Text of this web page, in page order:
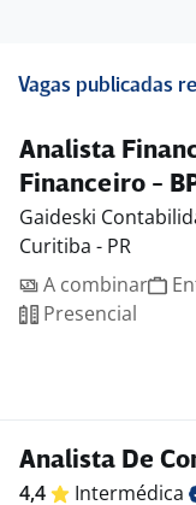
Vagas publicadas
Analista
Financeiro -
Gaideski
Curitiba - PR
A combinar
Presencial
Analista De
4,4
Intermédica